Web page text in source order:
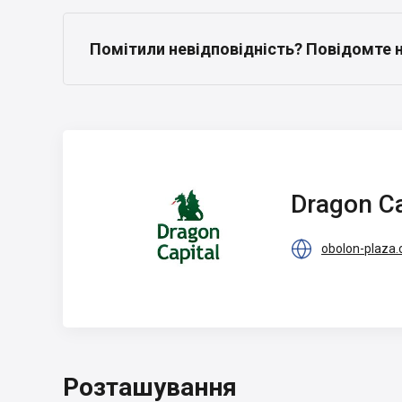
Помітили невідповідність? Повідомте
Dragon
 obolon-
Розташування